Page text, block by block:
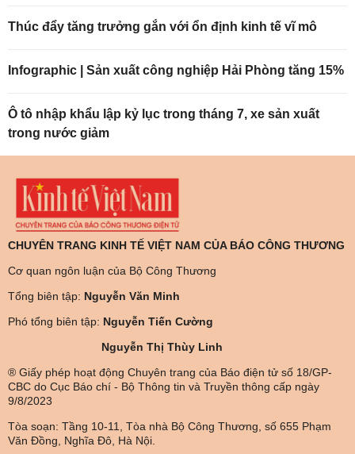
Thúc đẩy tăng trưởng gắn với ổn định kinh tế vĩ mô
Infographic | Sản xuất công nghiệp Hải Phòng tăng 15%
Ô tô nhập khẩu lập kỷ lục trong tháng 7, xe sản xuất
trong nước giảm
CHUYÊN TRANG KINH TẾ VIỆT NAM CỦA BÁO CÔNG THƯƠNG
Cơ quan ngôn luận của Bộ Công Thương
Tổng biên tập: Nguyễn Văn Minh
Phó tổng biên tập: Nguyễn Tiến Cường
Nguyễn Thị Thùy Linh
® Giấy phép hoạt động Chuyên trang của Báo điện tử số 18/GP-
CBC do Cục Báo chí - Bộ Thông tin và Truyền thông cấp ngày
9/8/2023
Tòa soạn: Tầng 10-11, Tòa nhà Bộ Công Thương, số 655 Phạm
Văn Đồng, Nghĩa Đô, Hà Nội.